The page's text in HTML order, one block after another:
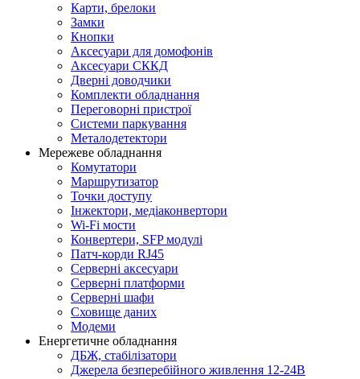
Карти, брелоки
Замки
Кнопки
Аксесуари для домофонів
Аксесуари СККД
Дверні доводчики
Комплекти обладнання
Переговорні пристрої
Системи паркування
Металодетектори
Мережеве обладнання
Комутатори
Маршрутизатор
Точки доступу
Інжектори, медіаконвертори
Wi-Fi мости
Конвертери, SFP модулі
Патч-корди RJ45
Серверні аксесуари
Серверні платформи
Серверні шафи
Сховище даних
Модеми
Енергетичне обладнання
ДБЖ, стабілізатори
Джерела безперебійного живлення 12-24В